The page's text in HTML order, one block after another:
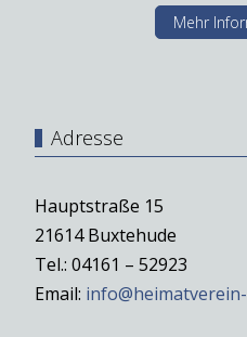
Mehr
Adresse
Hauptstraße 15
21614 Buxtehude
Tel.: 04161 – 52923
Email: